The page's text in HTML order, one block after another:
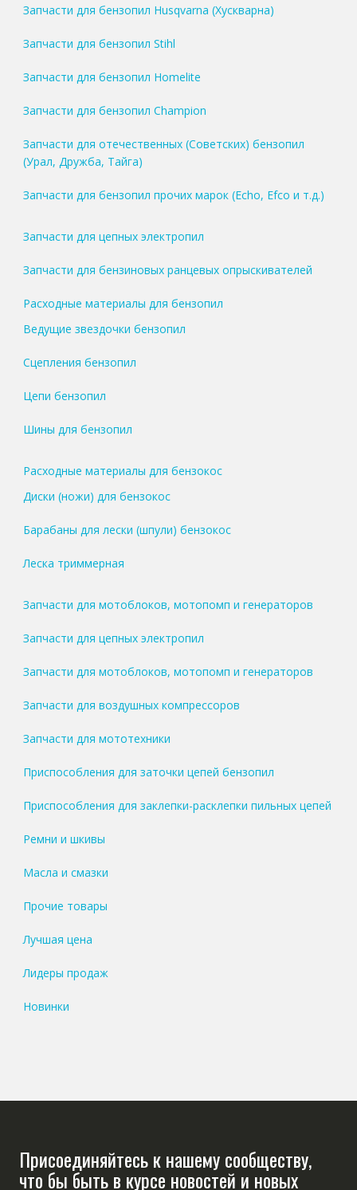
Запчасти для бензопил Husqvarna (Хускварна)
Запчасти для бензопил Stihl
Запчасти для бензопил Homelite
Запчасти для бензопил Champion
Запчасти для отечественных (Советских) бензопил
(Урал, Дружба, Тайга)
Запчасти для бензопил прочих марок (Echo, Efco и т.д.)
Запчасти для цепных электропил
Запчасти для бензиновых ранцевых опрыскивателей
Расходные материалы для бензопил
Ведущие звездочки бензопил
Сцепления бензопил
Цепи бензопил
Шины для бензопил
Расходные материалы для бензокос
Диски (ножи) для бензокос
Барабаны для лески (шпули) бензокос
Леска триммерная
Запчасти для мотоблоков, мотопомп и генераторов
Запчасти для цепных электропил
Запчасти для мотоблоков, мотопомп и генераторов
Запчасти для воздушных компрессоров
Запчасти для мототехники
Приспособления для заточки цепей бензопил
Приспособления для заклепки-расклепки пильных цепей
Ремни и шкивы
Масла и смазки
Прочие товары
Лучшая цена
Лидеры продаж
Новинки
Присоединяйтесь к нашему сообществу,
что бы быть в курсе новостей и новых